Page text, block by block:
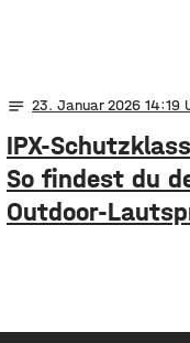
notes 23. Januar 2026 14:19
IPX-
So findest du
Outdoor-